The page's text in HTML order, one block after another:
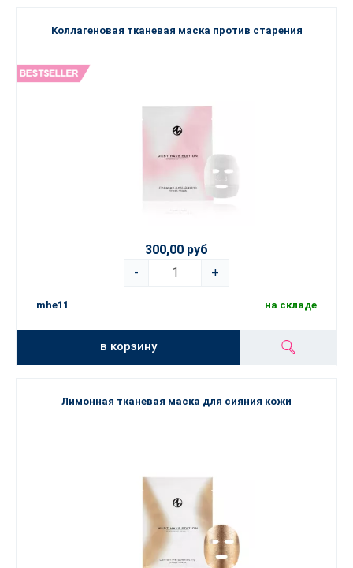
Коллагеновая тканевая маска против старения
300,00 руб
-
+
mhe11 на складе
в корзину
Лимонная тканевая маска для сияния кожи